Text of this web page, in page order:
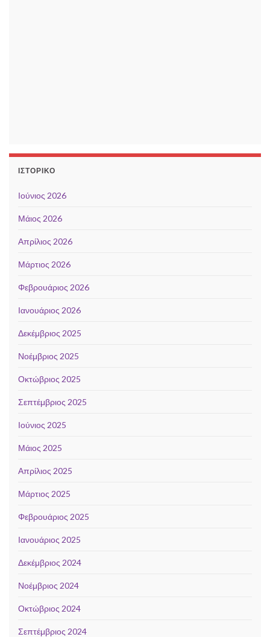
ΙΣΤΟΡΙΚΌ
Ιούνιος 2026
Μάιος 2026
Απρίλιος 2026
Μάρτιος 2026
Φεβρουάριος 2026
Ιανουάριος 2026
Δεκέμβριος 2025
Νοέμβριος 2025
Οκτώβριος 2025
Σεπτέμβριος 2025
Ιούνιος 2025
Μάιος 2025
Απρίλιος 2025
Μάρτιος 2025
Φεβρουάριος 2025
Ιανουάριος 2025
Δεκέμβριος 2024
Νοέμβριος 2024
Οκτώβριος 2024
Σεπτέμβριος 2024